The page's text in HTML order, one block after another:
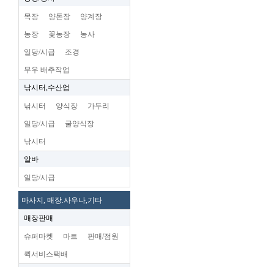
목장 양돈장 양계장
농장 꽃농장 농사
일당/시급 조경
무우 배추작업
낚시터,수산업
낚시터 양식장 가두리
일당/시급 굴양식장
낚시터
알바
일당/시급
마사지, 매장.사우나,기타
매장판매
슈퍼마켓 마트 판매/점원
퀵서비스택배